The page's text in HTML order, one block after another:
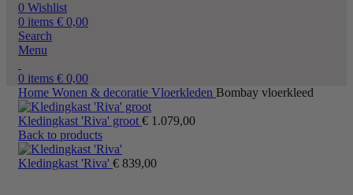
0 Wishlist
0 items € 0,00
Search
Menu
0 items € 0,00
Home Wonen & decoratie Vloerkleden Bombay vloerkleed
Kledingkast 'Riva' groot € 1.079,00
Back to products
Kledingkast 'Riva' € 839,00